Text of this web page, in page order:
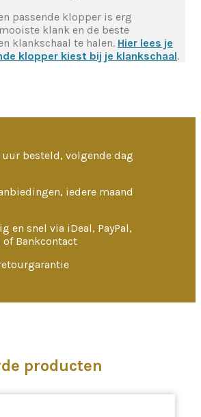
passende klopper is erg
klank en de beste
klankschaal te halen. Hier lees je
klopper kiest bij je klankschaal.
uur besteld, volgende dag
iedere maand
en snel via iDeal, PayPal,
Bankcontact
producten